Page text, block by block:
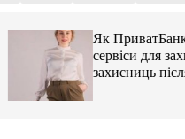
Як ПриватБанк
сервіси для
захисниць після